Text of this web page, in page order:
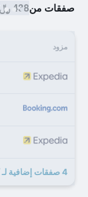
صفقات من438 ﷼
مزود
4 صفقات إضافية لـ كومفرت هوتل أم كوربارك